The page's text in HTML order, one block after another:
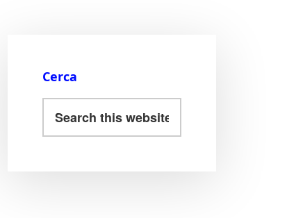
Cerca